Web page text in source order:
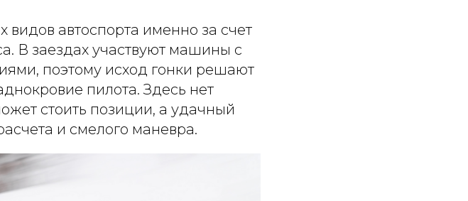
автоспорта именно за счет
В заездах участвуют машины с
поэтому исход гонки решают
пилота. Здесь нет
стоить позиции, а удачный
и смелого маневра.